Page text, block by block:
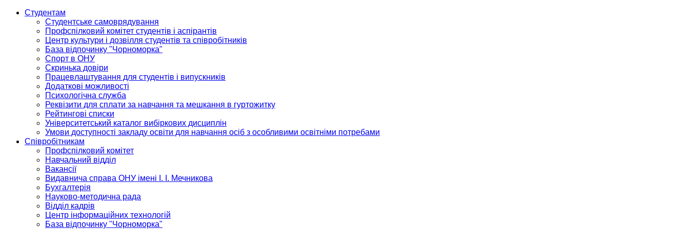
Студентам
Студентське самоврядування
Профспілковий комітет студентів і аспірантів
Центр культури і дозвілля студентів та співробітників
База відпочинку "Чорноморка"
Спорт в ОНУ
Скринька довіри
Працевлаштування для студентів і випускників
Додаткові можливості
Психологічна служба
Реквізити для сплати за навчання та мешкання в гуртожитку
Рейтингові списки
Університетський каталог вибіркових дисциплін
Умови доступності закладу освіти для навчання осіб з особливими освітніми потребами
Співробітникам
Профспілковий комітет
Навчальний відділ
Вакансії
Видавнича справа ОНУ імені І. І. Мечникова
Бухгалтерія
Науково-методична рада
Відділ кадрів
Центр інформаційних технологій
База відпочинку "Чорноморка"